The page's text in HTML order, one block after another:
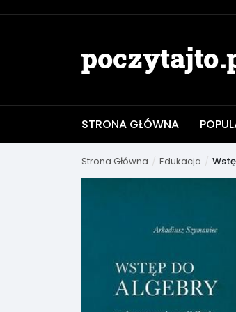
STRONA GŁÓWNA
Strona Główna Edukacja